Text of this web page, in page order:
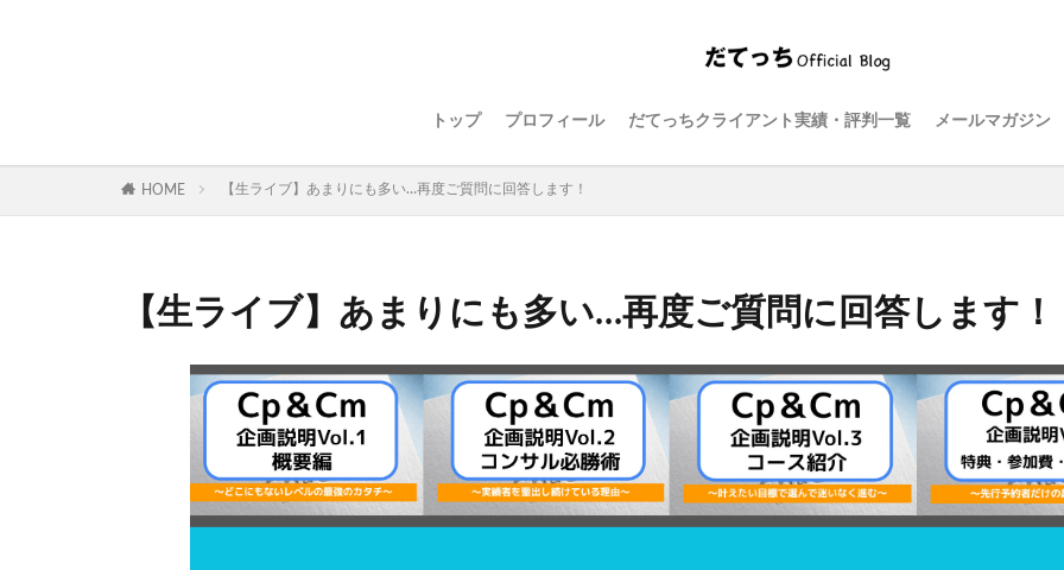
トップ プロフィール だてっちクライアント実績・評判一覧 メールマガジン
HOME 【生ライブ】あまりにも多い…再度ご質問に回答します！
【生ライブ】あまりにも多い…再度ご質問に回答します！